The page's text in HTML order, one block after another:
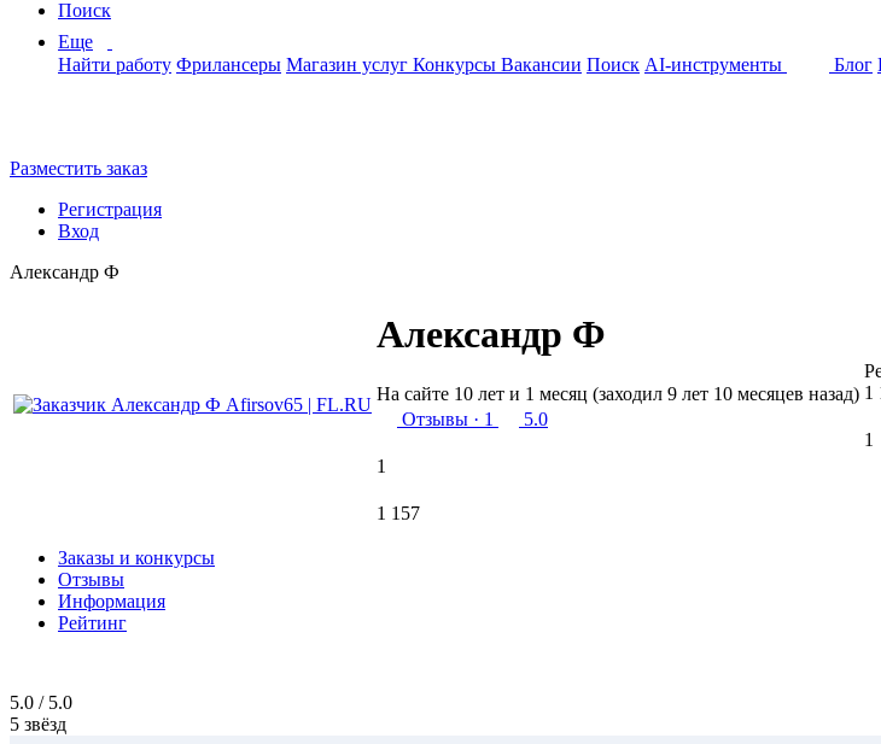
Поиск
Еще
Найти работу Фрилансеры Магазин услуг Конкурсы Вакансии Поиск AI-инструменты Блог
Разместить заказ
Регистрация
Вход
Александр Ф
Александр Ф
На сайте 10 лет и 1 месяц (заходил 9 лет 10 месяцев назад)
Отзывы · 1 5.0
1
1 157
1
1
Заказы и конкурсы
Отзывы
Информация
Рейтинг
5.0 / 5.0
5 звёзд